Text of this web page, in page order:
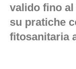
valido fino al
su pratiche
fitosanitaria